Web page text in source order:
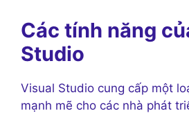
Các tính năng
Studio
Visual Studio cung cấp một
mạnh mẽ cho các nhà phát